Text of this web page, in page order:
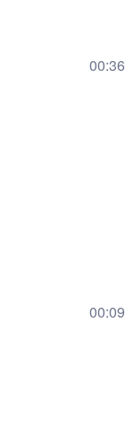
00:36
00:09